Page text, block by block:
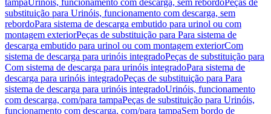
tampaUrinóis, funcionamento com descarga, sem rebordoPeças de
substituição para Urinóis, funcionamento com descarga, sem
rebordoPara sistema de descarga embutido para urinol ou com
montagem exteriorPeças de substituição para Para sistema de
descarga embutido para urinol ou com montagem exteriorCom
sistema de descarga para urinóis integradoPeças de substituição para
Com sistema de descarga para urinóis integradoPara sistema de
descarga para urinóis integradoPeças de substituição para Para
sistema de descarga para urinóis integradoUrinóis, funcionamento
com descarga, com/para tampaPeças de substituição para Urinóis,
funcionamento com descarga, com/para tampaSem bordo de